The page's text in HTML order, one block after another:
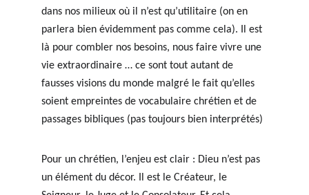
dans nos milieux où il n’est qu’utilitaire (on en
parlera bien évidemment pas comme cela). Il est
là pour combler nos besoins, nous faire vivre une
vie extraordinaire … ce sont tout autant de
fausses visions du monde malgré le fait qu’elles
soient empreintes de vocabulaire chrétien et de
passages bibliques (pas toujours bien interprétés)
Pour un chrétien, l’enjeu est clair : Dieu n’est pas
un élément du décor. Il est le Créateur, le